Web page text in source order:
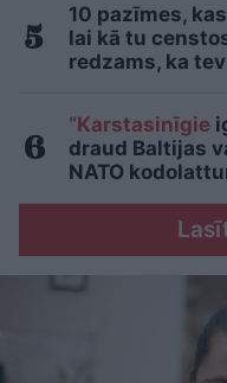
10 pazīmes,
lai kā tu
redzams, ka
“Karstasinīgie
draud Baltijas
NATO